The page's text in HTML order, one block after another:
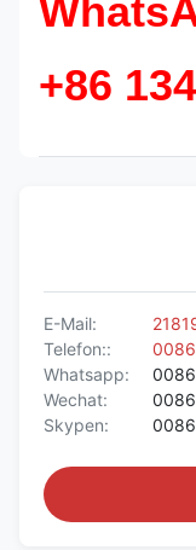
+86
E-Mail:
Telefon::
Whatsapp:
Wechat:
Skypen: